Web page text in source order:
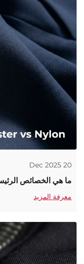
20 Dec 2025
ما هي الخصائص
معرفة المزيد